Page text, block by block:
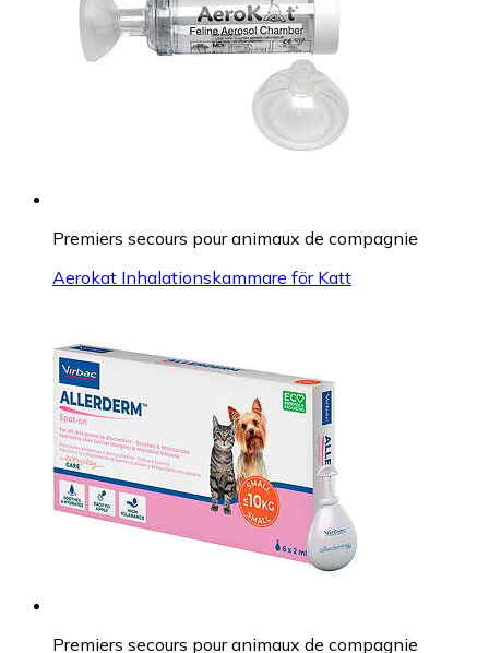
Premiers secours pour animaux de compagnie
Aerokat Inhalationskammare för Katt
Premiers secours pour animaux de compagnie